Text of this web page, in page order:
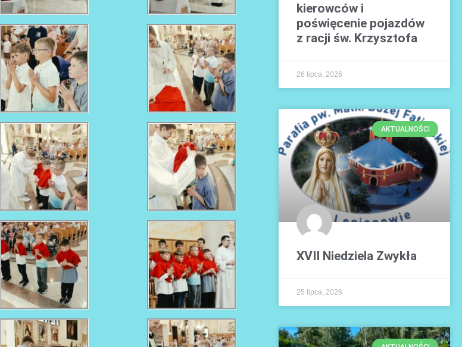
kierowców i
poświęcenie pojazdów
z racji św. Krzysztofa
26 lipca, 2026
AKTUALNOŚCI
XVII Niedziela Zwykła
25 lipca, 2026